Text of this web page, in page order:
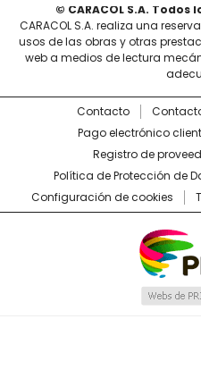
© CARACOL S.A.
CARACOL S.A. realiza una
usos de las obras y otras
web a medios de lectura
Contacto
Pago electrónico
Registro de
Política de Protección de
Configuración de cookies